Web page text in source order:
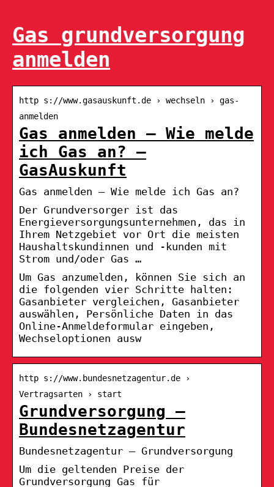
Gas grundversorgung
anmelden
http s://www.gasauskunft.de › wechseln › gas-
anmelden
Gas anmelden – Wie melde
ich Gas an? –
GasAuskunft
Gas anmelden – Wie melde ich Gas an?
Der Grundversorger ist das
Energieversorgungsunternehmen, das in
Ihrem Netzgebiet vor Ort die meisten
Haushaltskundinnen und -kunden mit
Strom und/oder Gas …
Um Gas anzumelden, können Sie sich an
die folgenden vier Schritte halten:
Gasanbieter vergleichen, Gasanbieter
auswählen, Persönliche Daten in das
Online-Anmeldeformular eingeben,
Wechseloptionen ausw
http s://www.bundesnetzagentur.de ›
Vertragsarten › start
Grundversorgung –
Bundesnetzagentur
Bundesnetzagentur – Grundversorgung
Um die geltenden Preise der
Grundversorgung Gas für